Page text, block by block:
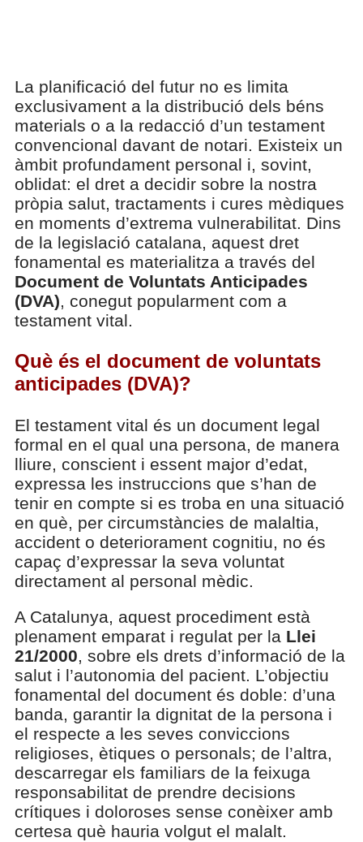
La planificació del futur no es limita
exclusivament a la distribució dels béns
materials o a la redacció d’un testament
convencional davant de notari. Existeix un
àmbit profundament personal i, sovint,
oblidat: el dret a decidir sobre la nostra
pròpia salut, tractaments i cures mèdiques
en moments d’extrema vulnerabilitat. Dins
de la legislació catalana, aquest dret
fonamental es materialitza a través del
Document de Voluntats Anticipades
(DVA), conegut popularment com a
testament vital.
Què és el document de voluntats
anticipades (DVA)?
El testament vital és un document legal
formal en el qual una persona, de manera
lliure, conscient i essent major d’edat,
expressa les instruccions que s’han de
tenir en compte si es troba en una situació
en què, per circumstàncies de malaltia,
accident o deteriorament cognitiu, no és
capaç d’expressar la seva voluntat
directament al personal mèdic.
A Catalunya, aquest procediment està
plenament emparat i regulat per la Llei
21/2000, sobre els drets d’informació de la
salut i l’autonomia del pacient. L’objectiu
fonamental del document és doble: d’una
banda, garantir la dignitat de la persona i
el respecte a les seves conviccions
religioses, ètiques o personals; de l’altra,
descarregar els familiars de la feixuga
responsabilitat de prendre decisions
crítiques i doloroses sense conèixer amb
certesa què hauria volgut el malalt.